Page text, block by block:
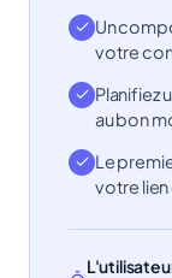
Un
votre
Planifiez
au bon
Le
votre